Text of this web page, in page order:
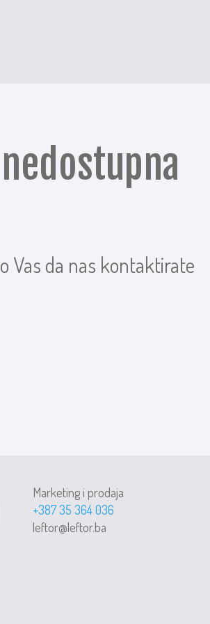
Vas da nas kontaktirate
Marketing i prodaja
+387 35 364 036
leftor@leftor.ba